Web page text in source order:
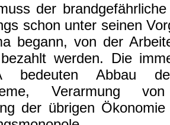
der
schon unter seinen
begann, von der
werden. Die
bedeuten Abbau
Verarmung
der übrigen